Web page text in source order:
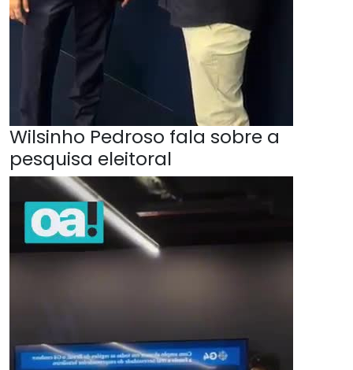
Wilsinho Pedroso fala sobre a
pesquisa eleitoral